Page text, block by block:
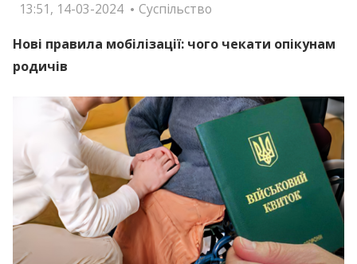
13:51, 14-03-2024
Суспільство
Нові правила мобілізації: чого чекати опікунам
родичів